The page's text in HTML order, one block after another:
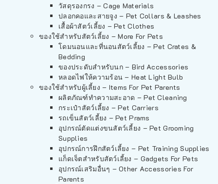
วัสดุรองกรง – Cage Materials
ปลอกคอและสายจูง – Pet Collars & Leashes
เสื้อผ้าสัตว์เลี้ยง – Pet Clothes
ของใช้สำหรับสัตว์เลี้ยง – More For Pets
โดมนอนและที่นอนสัตว์เลี้ยง – Pet Crates &
Bedding
ของประดับสำหรับนก – Bird Accessories
หลอดไฟให้ความร้อน – Heat Light Bulb
ของใช้สำหรับผู้เลี้ยง – Items For Pet Parents
ผลิตภัณฑ์ทำความสะอาด – Pet Cleaning
กระเป๋าสัตว์เลี้ยง – Pet Carriers
รถเข็นสัตว์เลี้ยง – Pet Prams
อุปกรณ์ตัดแต่งขนสัตว์เลี้ยง – Pet Grooming
Supplies
อุปกรณ์การฝึกสัตว์เลี้ยง – Pet Training Supplies
แก็ดเจ็ตสำหรับสัตว์เลี้ยง – Gadgets For Pets
อุปกรณ์เสริมอื่นๆ – Other Accessories For
Parents